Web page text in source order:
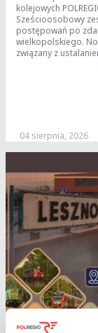
kolejowych
Sześcioosobowy
postępowań po
wielkopolskiego.
związany z
04 sierpnia, 2026